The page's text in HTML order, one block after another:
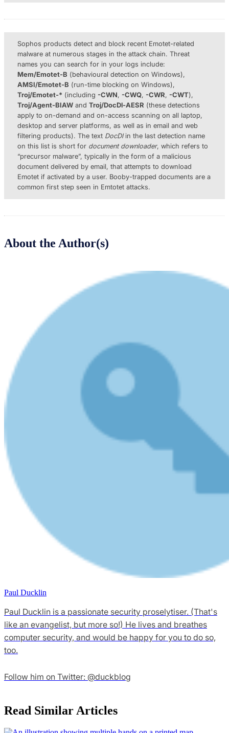
Sophos products detect and block recent Emotet-related
malware at numerous stages in the attack chain. Threat
names you can search for in your logs include:
Mem/Emotet-B (behavioural detection on Windows),
AMSI/Emotet-B (run-time blocking on Windows),
Troj/Emotet-* (including -CWN, -CWQ, -CWR, -CWT),
Troj/Agent-BIAWand Troj/DocDl-AESR (these detections
apply to on-demand and on-access scanning on all laptop,
desktop and server platforms, as well as in email and web
filtering products). The text DocDlin the last detection name
on this list is short for document downloader, which refers to
“precursor malware”, typically in the form of a malicious
document delivered by email, that attempts to download
Emotet if activated by a user. Booby-trapped documents are a
common first step seen in Emtotet attacks.
About the Author(s)
Paul Ducklin
Paul Ducklin is a passionate security proselytiser. (That's
like an evangelist, but more so!) He lives and breathes
computer security, and would be happy for you to do so,
too.
Follow him on Twitter: @duckblog
Read Similar Articles